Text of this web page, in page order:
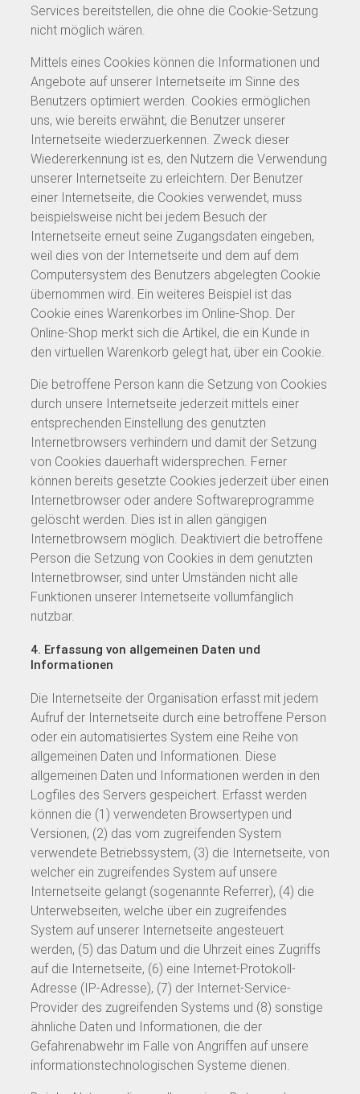
Services bereitstellen, die ohne die Cookie-Setzung
nicht möglich wären.
Mittels eines Cookies können die Informationen und
Angebote auf unserer Internetseite im Sinne des
Benutzers optimiert werden. Cookies ermöglichen
uns, wie bereits erwähnt, die Benutzer unserer
Internetseite wiederzuerkennen. Zweck dieser
Wiedererkennung ist es, den Nutzern die Verwendung
unserer Internetseite zu erleichtern. Der Benutzer
einer Internetseite, die Cookies verwendet, muss
beispielsweise nicht bei jedem Besuch der
Internetseite erneut seine Zugangsdaten eingeben,
weil dies von der Internetseite und dem auf dem
Computersystem des Benutzers abgelegten Cookie
übernommen wird. Ein weiteres Beispiel ist das
Cookie eines Warenkorbes im Online-Shop. Der
Online-Shop merkt sich die Artikel, die ein Kunde in
den virtuellen Warenkorb gelegt hat, über ein Cookie.
Die betroffene Person kann die Setzung von Cookies
durch unsere Internetseite jederzeit mittels einer
entsprechenden Einstellung des genutzten
Internetbrowsers verhindern und damit der Setzung
von Cookies dauerhaft widersprechen. Ferner
können bereits gesetzte Cookies jederzeit über einen
Internetbrowser oder andere Softwareprogramme
gelöscht werden. Dies ist in allen gängigen
Internetbrowsern möglich. Deaktiviert die betroffene
Person die Setzung von Cookies in dem genutzten
Internetbrowser, sind unter Umständen nicht alle
Funktionen unserer Internetseite vollumfänglich
nutzbar.
4. Erfassung von allgemeinen Daten und
Informationen
Die Internetseite der Organisation erfasst mit jedem
Aufruf der Internetseite durch eine betroffene Person
oder ein automatisiertes System eine Reihe von
allgemeinen Daten und Informationen. Diese
allgemeinen Daten und Informationen werden in den
Logfiles des Servers gespeichert. Erfasst werden
können die (1) verwendeten Browsertypen und
Versionen, (2) das vom zugreifenden System
verwendete Betriebssystem, (3) die Internetseite, von
welcher ein zugreifendes System auf unsere
Internetseite gelangt (sogenannte Referrer), (4) die
Unterwebseiten, welche über ein zugreifendes
System auf unserer Internetseite angesteuert
werden, (5) das Datum und die Uhrzeit eines Zugriffs
auf die Internetseite, (6) eine Internet-Protokoll-
Adresse (IP-Adresse), (7) der Internet-Service-
Provider des zugreifenden Systems und (8) sonstige
ähnliche Daten und Informationen, die der
Gefahrenabwehr im Falle von Angriffen auf unsere
informationstechnologischen Systeme dienen.